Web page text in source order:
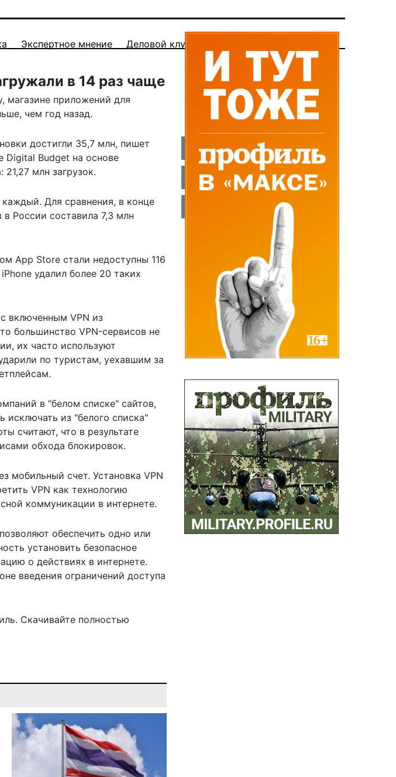
Экспертное мнение Деловой клуб
в 14 раз чаще
магазине приложений для
чем год назад.
достигли 35,7 млн, пишет
Digital Budget на основе
млн загрузок.
Для сравнения, в конце
в России составила 7,3 млн
App Store стали недоступны 116
удалил более 20 таких
включенным VPN из
большинство VPN-сервисов не
их часто используют
по туристам, уехавшим за
в "белом списке" сайтов,
исключать из "белого списка"
считают, что в результате
обхода блокировок.
мобильный счет. Установка VPN
VPN как технологию
коммуникации в интернете.
обеспечить одно или
установить безопасное
о действиях в интернете.
введения ограничений доступа
. Скачивайте полностью